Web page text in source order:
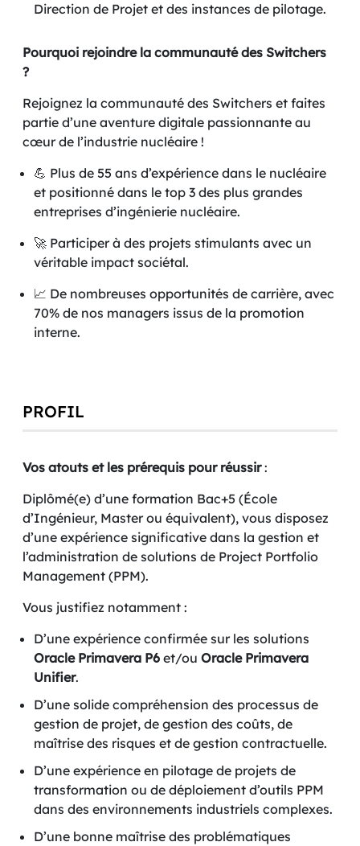
Direction de Projet et des instances de pilotage.
Pourquoi rejoindre la communauté des Switchers
?
Rejoignez la communauté des Switchers et faites
partie d’une aventure digitale passionnante au
cœur de l’industrie nucléaire !
💪 Plus de 55 ans d’expérience dans le nucléaire
et positionné dans le top 3 des plus grandes
entreprises d’ingénierie nucléaire.
🚀 Participer à des projets stimulants avec un
véritable impact sociétal.
📈 De nombreuses opportunités de carrière, avec
70% de nos managers issus de la promotion
interne.
PROFIL
Vos atouts et les prérequis pour réussir:
Diplômé(e) d’une formation Bac+5 (École
d’Ingénieur, Master ou équivalent), vous disposez
d’une expérience significative dans la gestion et
l’administration de solutions de Project Portfolio
Management (PPM).
Vous justifiez notamment :
D’une expérience confirmée sur les solutions
Oracle Primavera P6 et/ou Oracle Primavera
Unifier.
D’une solide compréhension des processus de
gestion de projet, de gestion des coûts, de
maîtrise des risques et de gestion contractuelle.
D’une expérience en pilotage de projets de
transformation ou de déploiement d’outils PPM
dans des environnements industriels complexes.
D’une bonne maîtrise des problématiques